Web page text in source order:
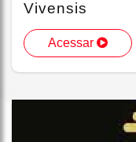
Vivensis
Acessar